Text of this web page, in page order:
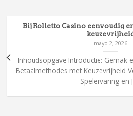
Bij Rolletto Casino eenvoudig
mayo 2, 2026
Inhoudsopgave Introductie: Gemak
Betaalmethodes met Keuzevrijheid
Spelervaring en